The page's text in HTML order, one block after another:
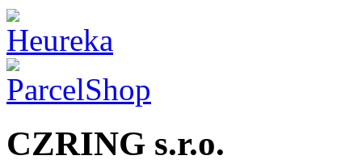
CZRING s.r.o.